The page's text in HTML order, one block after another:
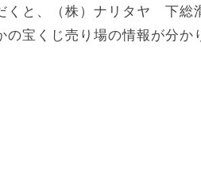
くと、（株）ナリタヤ 下総
宝くじ売り場の情報が分か